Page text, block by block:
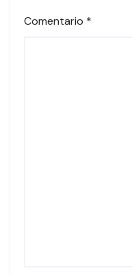
Comentario *